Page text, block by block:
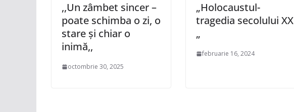
,,Un zâmbet sincer –
poate schimba o zi, o
stare și chiar o
inimă,,
octombrie 30, 2025
„Holocaustul-
tragedia secolului XX
„
februarie 16, 2024